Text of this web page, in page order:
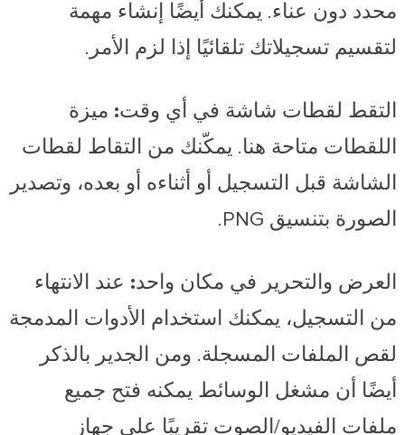
محدد دون عناء. يمكنك أيضًا إنشاء مهمة
لتقسيم تسجيلاتك تلقائيًا إذا لزم الأمر.
التقط لقطات شاشة في أي وقت: ميزة
اللقطات متاحة هنا. يمكّنك من التقاط لقطات
الشاشة قبل التسجيل أو أثناءه أو بعده، وتصدير
الصورة بتنسيق PNG.
العرض والتحرير في مكان واحد: عند الانتهاء
من التسجيل، يمكنك استخدام الأدوات المدمجة
لقص الملفات المسجلة. ومن الجدير بالذكر
أيضًا أن مشغل الوسائط يمكنه فتح جميع
ملفات الفيديو/الصوت تقريبًا على جهاز